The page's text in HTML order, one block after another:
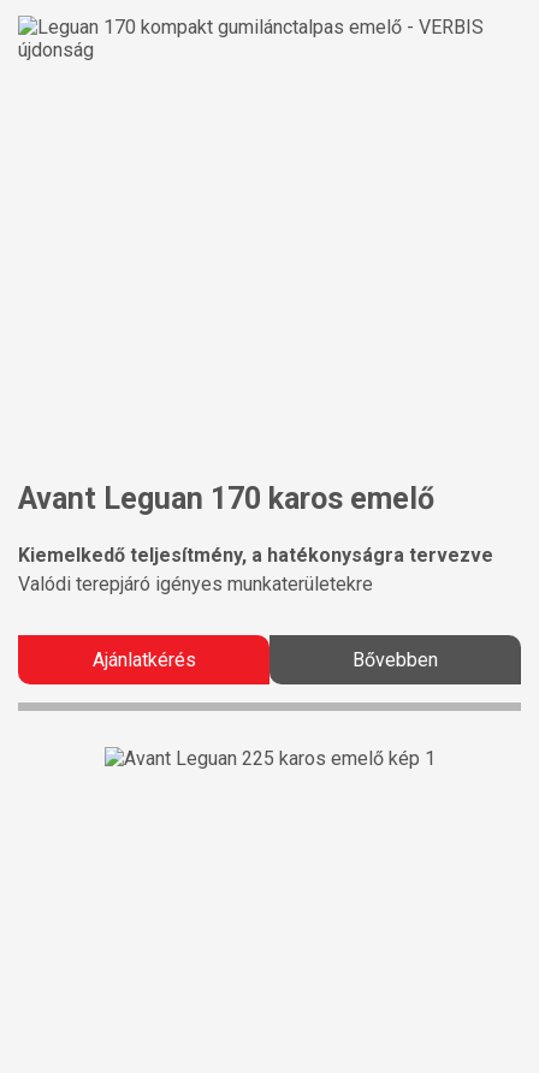
Avant Leguan 170 karos emelő
Kiemelkedő teljesítmény, a hatékonyságra tervezve
Valódi terepjáró igényes munkaterületekre
Ajánlatkérés Bővebben